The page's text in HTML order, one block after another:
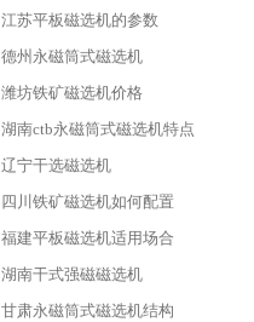
江苏平板磁选机的参数
德州永磁筒式磁选机
潍坊铁矿磁选机价格
湖南ctb永磁筒式磁选机特点
辽宁干选磁选机
四川铁矿磁选机如何配置
福建平板磁选机适用场合
湖南干式强磁磁选机
甘肃永磁筒式磁选机结构